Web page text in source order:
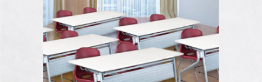
VIO鋁合金工作站